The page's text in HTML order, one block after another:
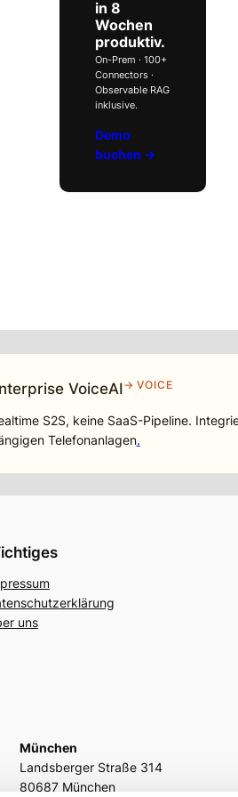
in 8
Wochen
produktiv.
On-Prem · 100+
Connectors ·
Observable RAG
inklusive.
Demo
buchen →
VoiceAI→ VOICE
S2S, keine SaaS-Pipeline.
Telefonanlagen.
uns
München
Landsberger Straße 314
80687 München